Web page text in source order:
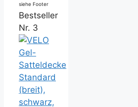
siehe Footer
Bestseller
Nr. 3